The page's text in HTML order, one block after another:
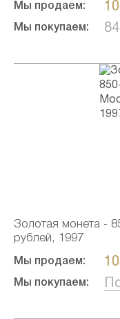
Мы продаем:
Мы покупаем:
Золотая монета -
рублей, 1997
Мы продаем:
Мы покупаем: